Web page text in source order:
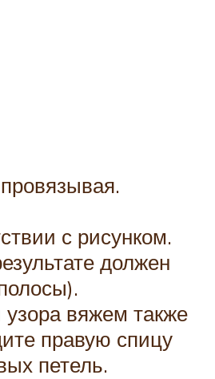
с рисунком.
должен
вяжем также
правую спицу
петель.